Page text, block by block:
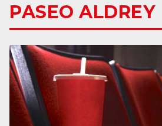
PASEO ALDREY